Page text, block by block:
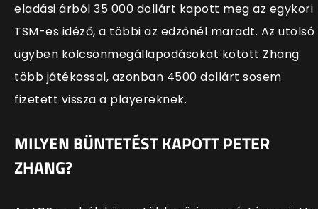
eladási árból 35 000 dollárt kapott meg az egykori
TSM-es idéző, a többi az edzőnél maradt. Az utolsó
ügyben kölcsönmegállapodásokat kötött Zhang
több játékossal, azonban 4500 dollárt sosem
fizetett vissza a playereknek.
MILYEN BÜNTETÉST KAPOTT PETER
ZHANG?